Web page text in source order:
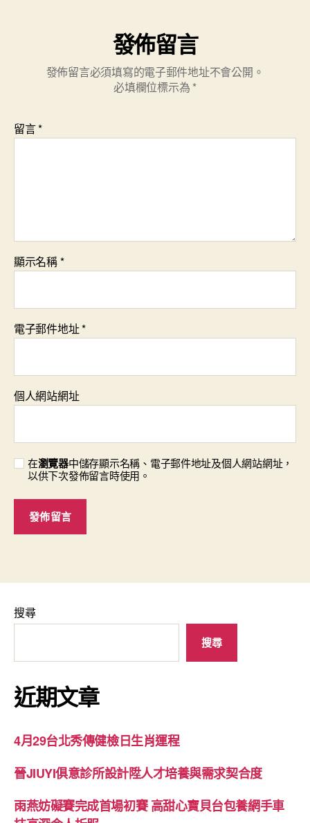
發佈留言
發佈留言必須填寫的電子郵件地址不會公開。
必填欄位標示為 *
留言*
顯示名稱*
電子郵件地址*
個人網站網址
在瀏覽器中儲存顯示名稱、電子郵件地址及個人網站網址，
以供下次發佈留言時使用。
搜尋
搜尋
近期文章
4月29台北秀傳健檢日生肖運程
晉JIUYI俱意診所設計陞人才培養與需求契合度
雨燕妨礙賽完成首場初賽 高甜心寶貝台包養網手車